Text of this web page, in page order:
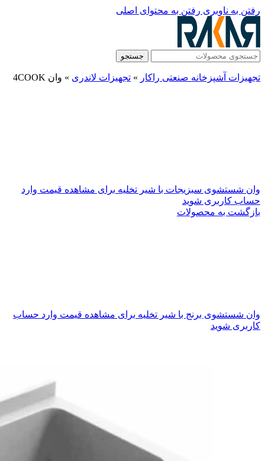
رفتن به ناوبری رفتن به محتوای اصلی
جستجو
تجهیزات آشپزخانه صنعتی راکار » تجهیزات لاندری » وان 4COOK
وان شستشوی سبزیجات با شیر تخلیه برای مشاهده قیمت وارد
حساب کاربری شوید
بازگشت به محصولات
وان شستشوی برنج با شیر تخلیه برای مشاهده قیمت وارد حساب
کاربری شوید